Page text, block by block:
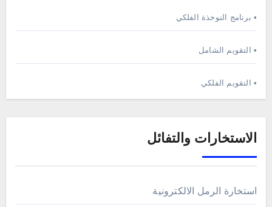
• برنامج النوخذة الفلكي
• التقويم الشامل
• التقويم الفلكي
الاستخارات والتفائل
استخارة الرمل الالكترونية